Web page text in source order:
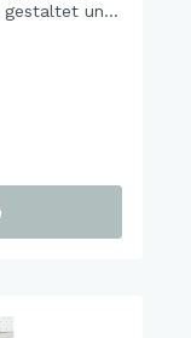
gestaltet und